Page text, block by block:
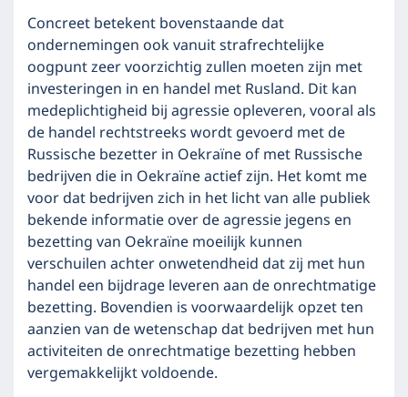
Concreet betekent bovenstaande dat
ondernemingen ook vanuit strafrechtelijke
oogpunt zeer voorzichtig zullen moeten zijn met
investeringen in en handel met Rusland. Dit kan
medeplichtigheid bij agressie opleveren, vooral als
de handel rechtstreeks wordt gevoerd met de
Russische bezetter in Oekraïne of met Russische
bedrijven die in Oekraïne actief zijn. Het komt me
voor dat bedrijven zich in het licht van alle publiek
bekende informatie over de agressie jegens en
bezetting van Oekraïne moeilijk kunnen
verschuilen achter onwetendheid dat zij met hun
handel een bijdrage leveren aan de onrechtmatige
bezetting. Bovendien is voorwaardelijk opzet ten
aanzien van de wetenschap dat bedrijven met hun
activiteiten de onrechtmatige bezetting hebben
vergemakkelijkt voldoende.